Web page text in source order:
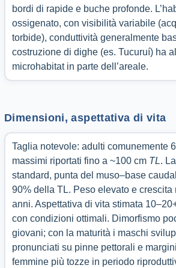
bordi di rapide e buche profonde.
ossigenato, con visibilità variabile
torbide), conduttività generalmente
costruzione di dighe (es. Tucuruí) ha
microhabitat in parte dell’areale.
Dimensioni, aspettativa di vita
Taglia notevole: adulti comunemente
massimi riportati fino a ~100 cm TL. La
standard, punta del muso–base
90% della TL. Peso elevato e crescita
anni. Aspettativa di vita stimata
con condizioni ottimali. Dimorfismo
giovani; con la maturità i maschi
pronunciati su pinne pettorali e
femmine più tozze in periodo